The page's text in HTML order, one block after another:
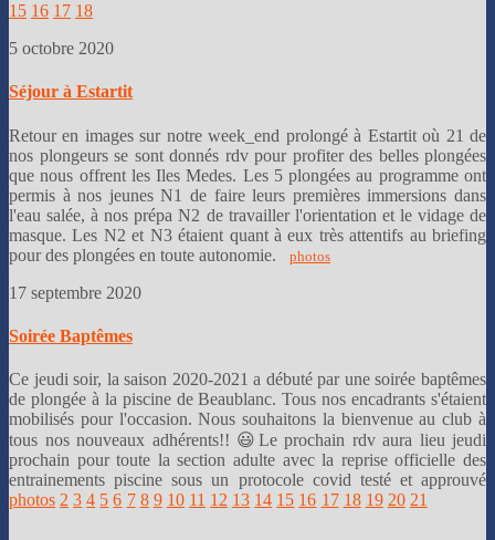
15 16 17 18
5 octobre 2020
Séjour à Estartit
Retour en images sur notre week_end prolongé à Estartit où 21 de
nos plongeurs se sont donnés rdv pour profiter des belles plongées
que nous offrent les Iles Medes. Les 5 plongées au programme ont
permis à nos jeunes N1 de faire leurs premières immersions dans
l'eau salée, à nos prépa N2 de travailler l'orientation et le vidage de
masque. Les N2 et N3 étaient quant à eux très attentifs au briefing
pour des plongées en toute autonomie. photos
17 septembre 2020
Soirée Baptêmes
Ce jeudi soir, la saison 2020-2021 a débuté par une soirée baptêmes
de plongée à la piscine de Beaublanc. Tous nos encadrants s'étaient
mobilisés pour l'occasion. Nous souhaitons la bienvenue au club à
tous nos nouveaux adhérents!! 😃Le prochain rdv aura lieu jeudi
prochain pour toute la section adulte avec la reprise officielle des
entrainements piscine sous un protocole covid testé et approuvé
photos 2 3 4 5 6 7 8 9 10 11 12 13 14 15 16 17 18 19 20 21